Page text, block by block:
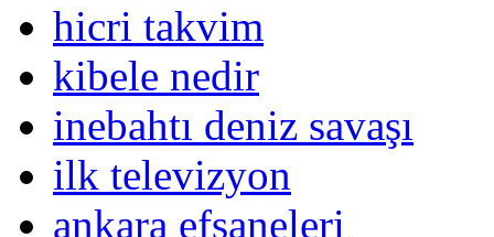
hicri takvim
kibele nedir
inebahtı deniz savaşı
ilk televizyon
ankara efsaneleri